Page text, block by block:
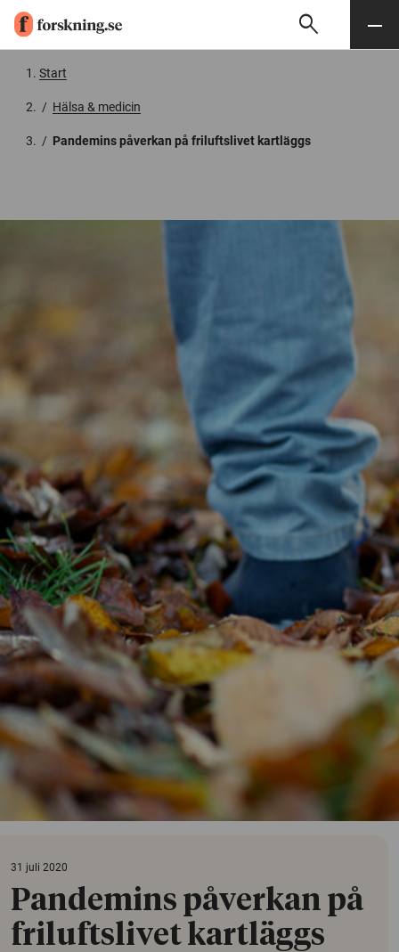
Söksearch Meny
Start
/ Hälsa & medicin
/ Pandemins påverkan på friluftslivet kartläggs
31 juli 2020
Pandemins påverkan på
friluftslivet kartläggs